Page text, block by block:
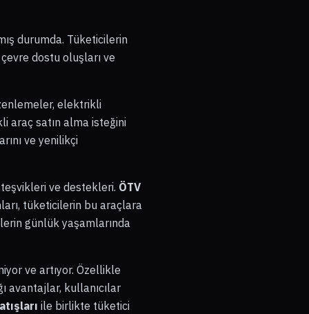
durumda. Tüketicilerin
dostu oluşları ve
elektrikli
araç satın alma isteğini
ve yenilikçi
ve destekleri. ÖTV
tüketicilerin bu araçlara
günlük yaşamlarında
ve artıyor. Özellikle
avantajlar, kullanıcılar
ile birlikte tüketici